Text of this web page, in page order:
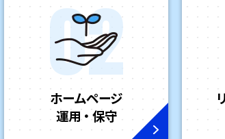
ホームページ
運用・保守